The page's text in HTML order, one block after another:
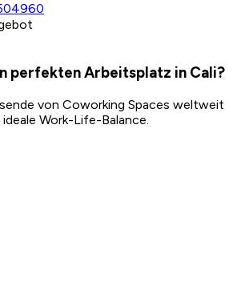
perfekten Arbeitsplatz in Cali?
von Coworking Spaces weltweit
Work-Life-Balance.